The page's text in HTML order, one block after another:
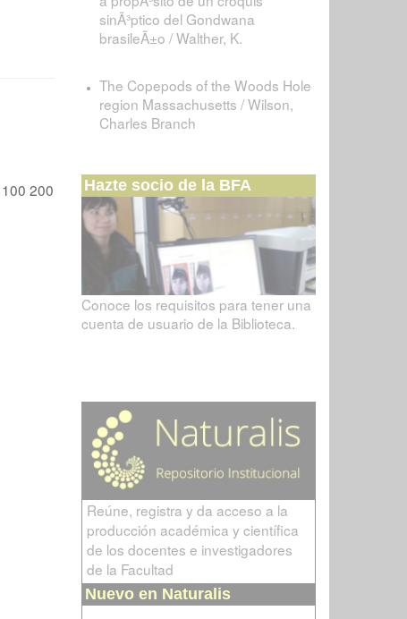
100 200
sinÃ³ptico del Gondwana
brasileÃ±o / Walther, K.
The Copepods of the Woods Hole
region Massachusetts / Wilson,
Charles Branch
Hazte socio de la BFA
Conoce los requisitos para tener una
cuenta de usuario de la Biblioteca.
Reúne, registra y da acceso a la
producción académica y científica
de los docentes e investigadores
de la Facultad
Nuevo en Naturalis